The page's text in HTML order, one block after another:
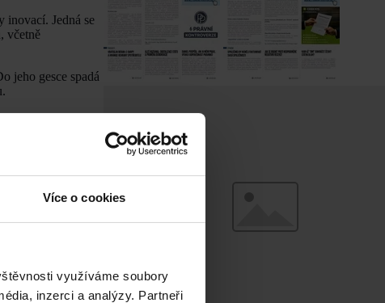
Více o cookies
využíváme soubory
inzerci a analýzy. Partneři
inovací. Jedná se
včetně
jeho gesce spadá
právní obrany.
lze následně
aspirují na
příležitostem.
elektronizaci-a-